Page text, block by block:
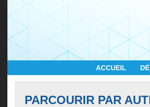
ACCUEIL
PARCOURIR PAR